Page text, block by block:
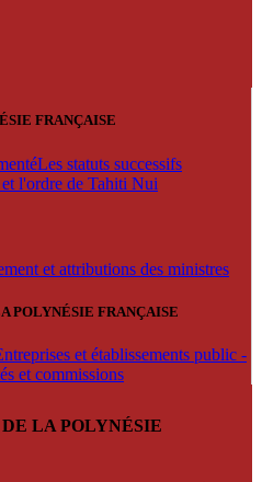
FRANÇAISE
Les statuts successifs
l'ordre de Tahiti Nui
et attributions des ministres
POLYNÉSIE FRANÇAISE
et établissements public -
et commissions
LA POLYNÉSIE